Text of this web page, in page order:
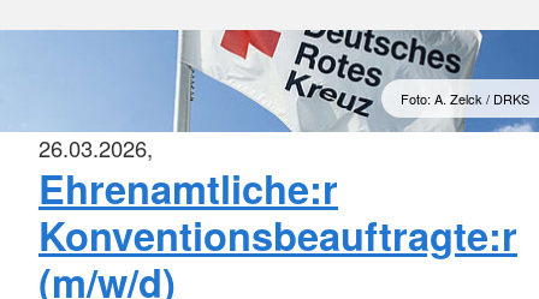
Foto: A. Zelck / DRKS
26.03.2026,
Ehrenamtliche:r
Konventionsbeauftragte:r
(m/w/d)